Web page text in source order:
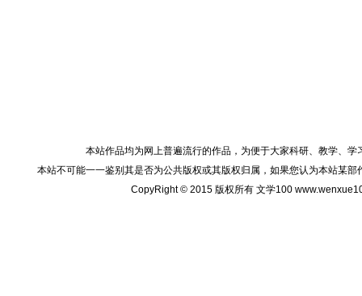
本站作品均为网上普遍流行的作品，为便于大家科研、教学、
本站不可能一一鉴别其是否为公共版权或其版权归属，如果您认为本站某
CopyRight © 2015 版权所有 文学100